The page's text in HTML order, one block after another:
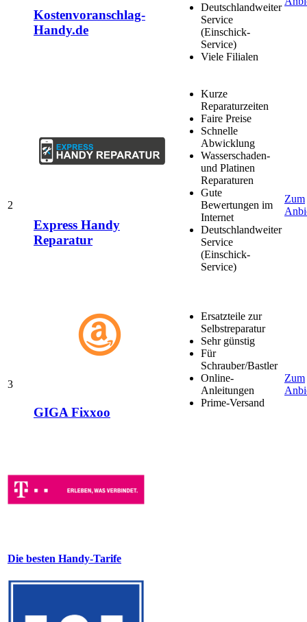
Kostenvoranschlag-
Handy.de
Deutschlandweiter
Service
(Einschick-
Service)
Viele Filialen
2
Express Handy
Reparatur
Kurze
Reparaturzeiten
Faire Preise
Schnelle
Abwicklung
Wasserschaden-
und Platinen
Reparaturen
Gute
Bewertungen im
Internet
Deutschlandweiter
Service
(Einschick-
Service)
Zum
3
GIGA Fixxoo
Ersatzteile zur
Selbstreparatur
Sehr günstig
Für
Schrauber/Bastler
Online-
Anleitungen
Prime-Versand
Zum
Die besten Handy-Tarife